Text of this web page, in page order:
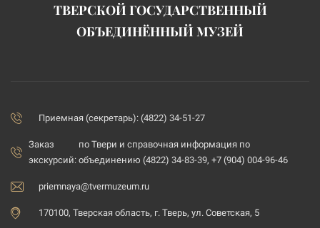
ТВЕРСКОЙ ГОСУДАРСТВЕННЫЙ
ОБЪЕДИНЁННЫЙ МУЗЕЙ
Приемная (секретарь): (4822) 34-51-27
Заказ
экскурсий:
по Твери и справочная информация по
объединению (4822) 34-83-39, +7 (904) 004-96-46
priemnaya@tvermuzeum.ru
170100, Тверская область, г. Тверь, ул. Советская, 5